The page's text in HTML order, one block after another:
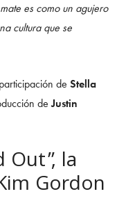
es como un agujero
cultura que se
de Stella
deJustin
la
Gordon